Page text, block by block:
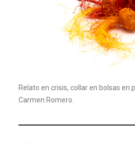
Relato en crisis, collar en bolsas en
Carmen Romero.